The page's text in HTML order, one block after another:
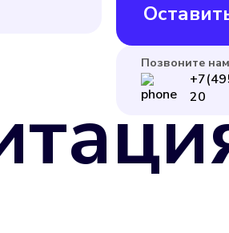
Позвоните нам
20